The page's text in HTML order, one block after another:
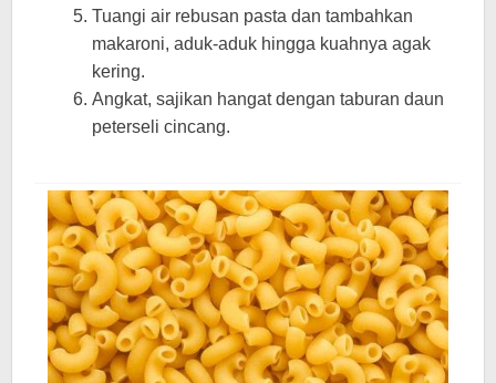
Tuangi air rebusan pasta dan tambahkan
makaroni, aduk-aduk hingga kuahnya agak
kering.
Angkat, sajikan hangat dengan taburan daun
peterseli cincang.